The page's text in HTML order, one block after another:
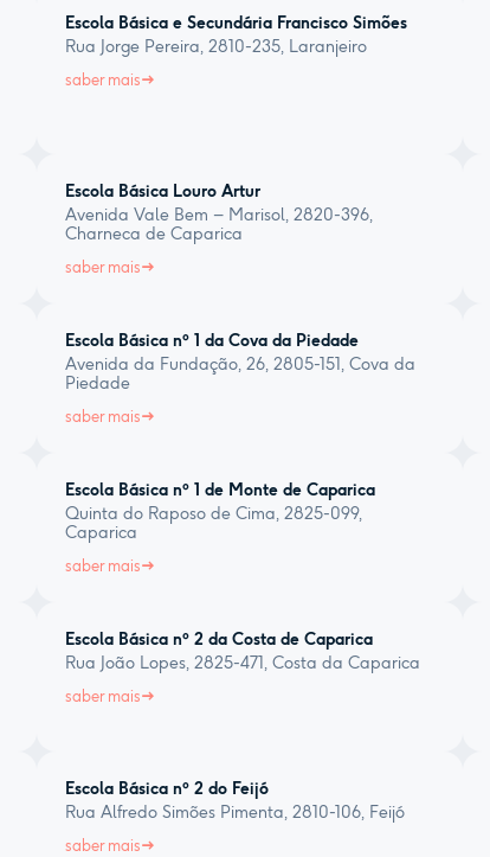
Escola Básica e Secundária Francisco Simões
Rua Jorge Pereira, 2810-235, Laranjeiro
saber mais
Escola Básica Louro Artur
Avenida Vale Bem – Marisol, 2820-396,
Charneca de Caparica
saber mais
Escola Básica nº 1 da Cova da Piedade
Avenida da Fundação, 26, 2805-151, Cova da
Piedade
saber mais
Escola Básica nº 1 de Monte de Caparica
Quinta do Raposo de Cima, 2825-099,
Caparica
saber mais
Escola Básica nº 2 da Costa de Caparica
Rua João Lopes, 2825-471, Costa da Caparica
saber mais
Escola Básica nº 2 do Feijó
Rua Alfredo Simões Pimenta, 2810-106, Feijó
saber mais